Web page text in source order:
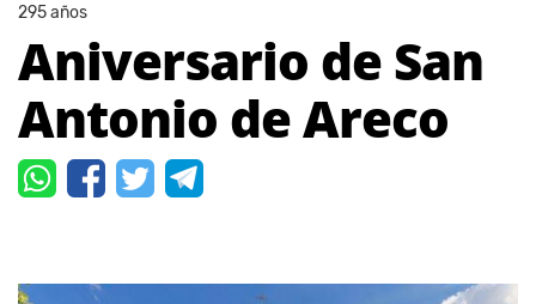
295 años
Aniversario de San
Antonio de Areco